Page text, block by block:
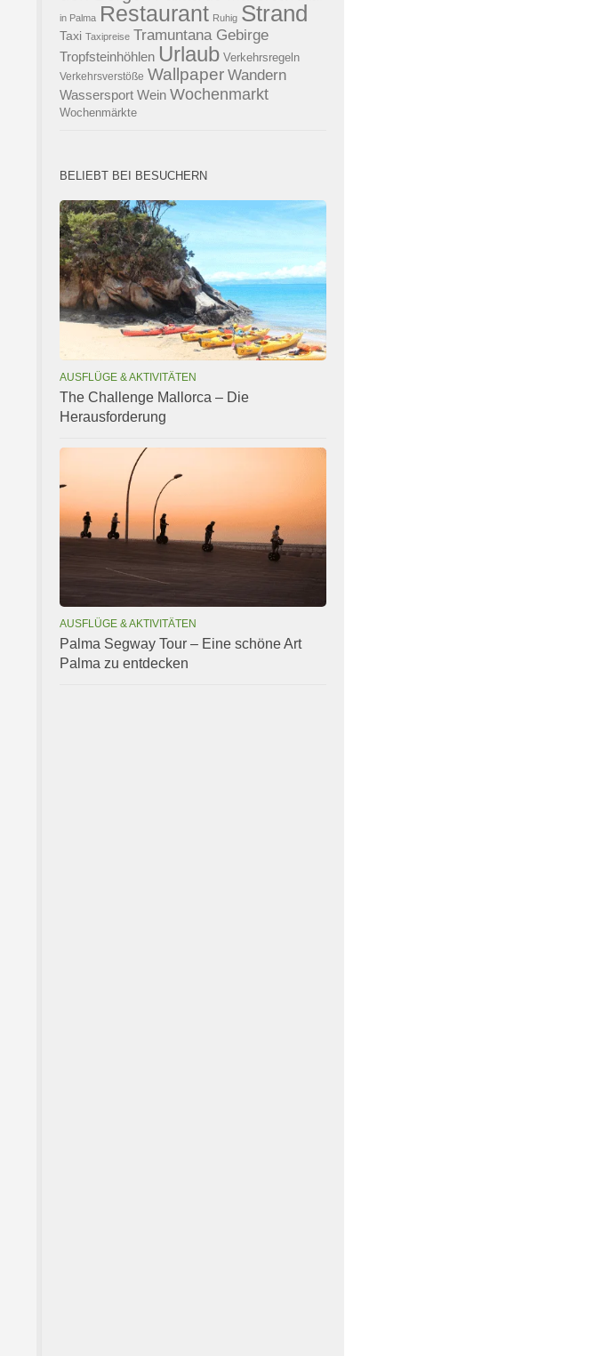
in Palma Restaurant Ruhig Strand
Taxi Taxipreise Tramuntana Gebirge
Tropfsteinhöhlen Urlaub Verkehrsregeln
Verkehrsverstöße Wallpaper Wandern
Wassersport Wein Wochenmarkt
Wochenmärkte
BELIEBT BEI BESUCHERN
AUSFLÜGE & AKTIVITÄTEN
The Challenge Mallorca – Die
Herausforderung
AUSFLÜGE & AKTIVITÄTEN
Palma Segway Tour – Eine schöne Art
Palma zu entdecken